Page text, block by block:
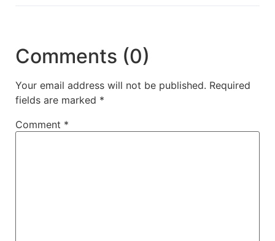
Comments (0)
Your email address will not be published. Required
fields are marked *
Comment *